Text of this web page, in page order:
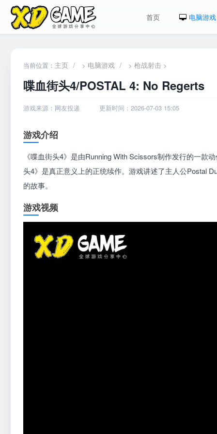
首页 电脑游戏
当前位置： 主页 / > 电脑游戏 / > 枪战射击 >
喋血街头4/POSTAL 4: No Regerts
游戏来源：网友投递 更新时间：2026-07-03 15:05
游戏介绍
《喋血街头4》是由Running With Scissors制作发行的一
头4》是真正意义上的正统续作。游戏讲述了主人公Postal
的故事。
游戏视频